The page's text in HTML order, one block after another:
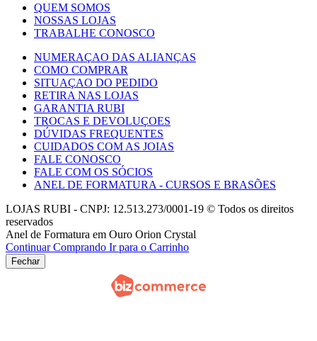
QUEM SOMOS
NOSSAS LOJAS
TRABALHE CONOSCO
NUMERAÇAO DAS ALIANÇAS
COMO COMPRAR
SITUAÇAO DO PEDIDO
RETIRA NAS LOJAS
GARANTIA RUBI
TROCAS E DEVOLUÇOES
DÚVIDAS FREQUENTES
CUIDADOS COM AS JOIAS
FALE CONOSCO
FALE COM OS SÓCIOS
ANEL DE FORMATURA - CURSOS E BRASÕES
LOJAS RUBI - CNPJ: 12.513.273/0001-19 © Todos os direitos
reservados
Anel de Formatura em Ouro Orion Crystal
Continuar Comprando Ir para o Carrinho
Fechar